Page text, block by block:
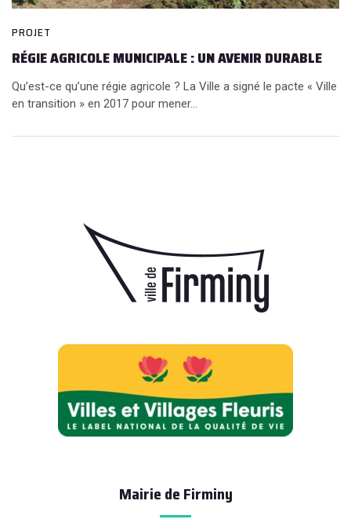
PROJET
RÉGIE AGRICOLE MUNICIPALE : UN AVENIR DURABLE
Qu’est-ce qu’une régie agricole ? La Ville a signé le pacte « Ville
en transition » en 2017 pour mener...
Mairie de Firminy